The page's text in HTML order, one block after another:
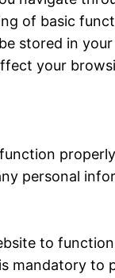
of basic
stored in
your
personal
to
mandatory